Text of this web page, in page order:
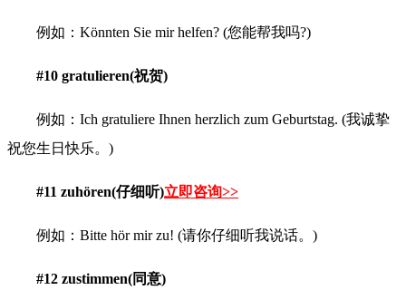
例如：Könnten Sie mir helfen? (您能帮我吗?)
#10 gratulieren(祝贺)
例如：Ich gratuliere Ihnen herzlich zum Geburtstag. (我诚挚
祝您生日快乐。)
#11 zuhören(仔细听)立即咨询>>
例如：Bitte hör mir zu! (请你仔细听我说话。)
#12 zustimmen(同意)